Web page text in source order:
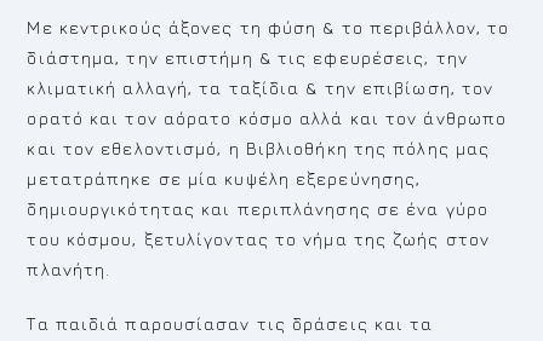
Με κεντρικούς άξονες τη φύση & το περιβάλλον, το
διάστημα, την επιστήμη & τις εφευρέσεις, την
κλιματική αλλαγή, τα ταξίδια & την επιβίωση, τον
ορατό και τον αόρατο κόσμο αλλά και τον άνθρωπο
και τον εθελοντισμό, η Βιβλιοθήκη της πόλης μας
μετατράπηκε σε μία κυψέλη εξερεύνησης,
δημιουργικότητας και περιπλάνησης σε ένα γύρο
του κόσμου, ξετυλίγοντας το νήμα της ζωής στον
πλανήτη.
Τα παιδιά παρουσίασαν τις δράσεις και τα